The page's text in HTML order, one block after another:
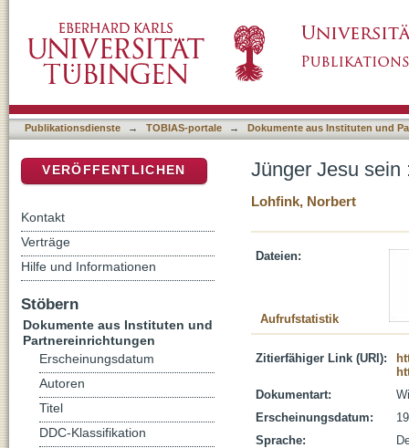
Publikationsdienste → TOBIAS-portale → Dokumente aus Instituten und
Jünger Jesu sein
Lohfink, Norbert
Dateien:
Aufrufstatistik
Zitierfähiger Link (URI):
Dokumentart:
Erscheinungsdatum:
Sprache:
VERÖFFENTLICHEN
Kontakt
Verträge
Hilfe und Informationen
Stöbern
Dokumente aus Instituten und
Partnereinrichtungen
Erscheinungsdatum
Autoren
Titel
DDC-Klassifikation